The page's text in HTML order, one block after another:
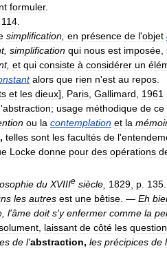
formuler.
114
simplification en présence de l'objet
, simplification qui nous est imposée
, et qui consiste à considérer un
alors que rien n'est au repos
et les dieux], Paris Gallimard 1961
'abstraction; usage méthodique de ce
ou la contemplation et la
, telles sont les facultés de l'
Locke donne pour des opérations
du XVIIIe siècle 1829 p 135
les autres est une bêtise. — Eh
, l'âme doit s'y enfermer comme la
, laissant de côté les
de l'abstraction, les précipices de